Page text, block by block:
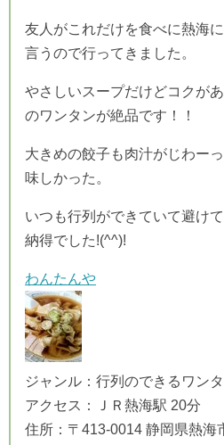
友人がこれだけを食べに熱海
言うので行ってきました。
やさしいスープだけどコクが
のワンタンが絶品です！！
大きめの餃子も肉汁がじわー
味しかった。
いつも行列ができていて避け
納得でした!(^^)!
わんたんや
ジャンル：行列のできるワン
アクセス：ＪＲ熱海駅 20分
住所：〒413-0014 静岡県熱海